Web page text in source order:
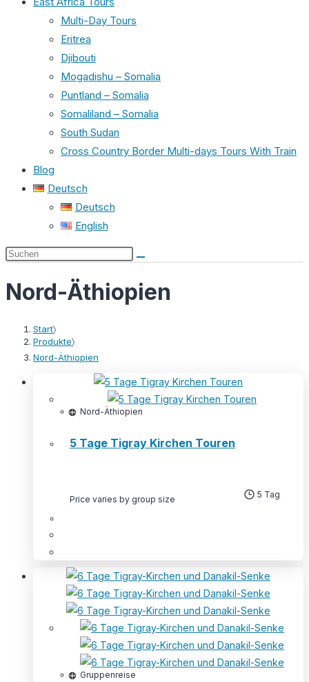
Multi-Day Tours
Eritrea
Djibouti
Mogadishu – Somalia
Puntland – Somalia
Somaliland – Somalia
South Sudan
Cross Country Border Multi-days Tours With Train
Blog
Deutsch
Deutsch
English
Diese
durchsuchen
Nord-Äthiopien
Start〉
Produkte〉
Nord-Äthiopien
Nord-Äthiopien
5 Tage Tigray Kirchen Touren
Price varies by group size 5 Tag
Gruppenreise